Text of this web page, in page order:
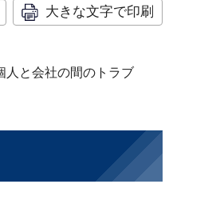
大きな文字で印刷
人と会社の間のトラブ